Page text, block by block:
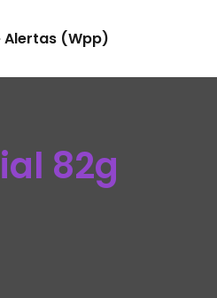
Alertas (Wpp)
82g